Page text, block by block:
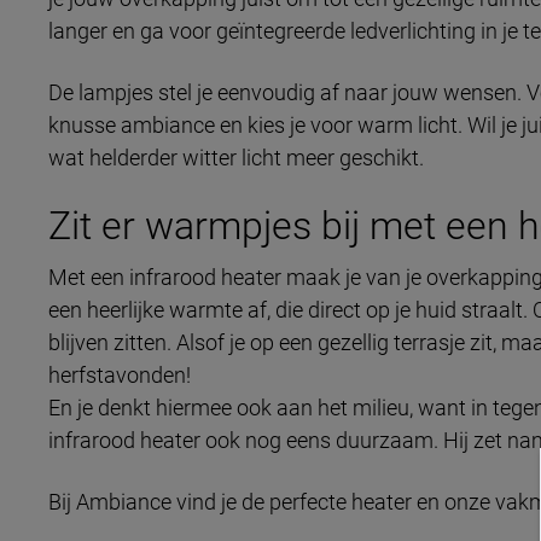
langer en ga voor geïntegreerde ledverlichting in je
De lampjes stel je eenvoudig af naar jouw wensen.
knusse ambiance en kies je voor warm licht. Wil je
wat helderder witter licht meer geschikt.
Zit er warmpjes bij met een
Met een infrarood heater maak je van je
een heerlijke warmte af, die direct op je huid
blijven zitten. Alsof je op een gezellig terrasje zit,
herfstavonden!
En je denkt hiermee ook aan het milieu, want in
infrarood heater ook nog eens duurzaam. Hij zet
Bij Ambiance vind je de perfecte heater en onze